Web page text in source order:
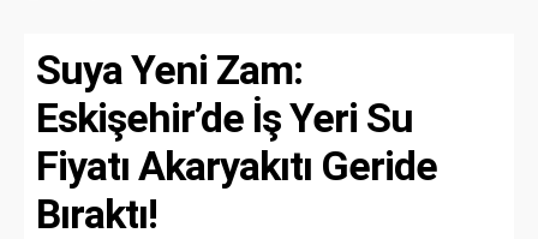
Suya Yeni Zam:
Eskişehir’de İş Yeri Su
Fiyatı Akaryakıtı Geride
Bıraktı!